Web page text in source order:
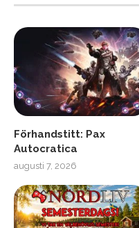
Förhandstitt: Pax
Autocratica
augusti 7, 2026